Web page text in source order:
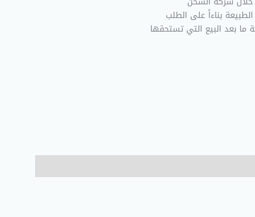
بناءاً على الطلب
بعد البيع التي تستحقها